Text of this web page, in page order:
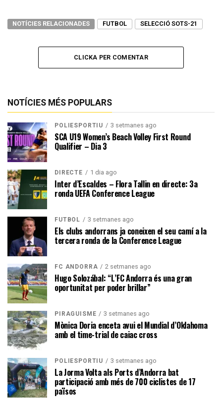
NOTÍCIES RELACIONADES FUTBOL SELECCIÓ SOTS-21
CLICKA PER COMENTAR
NOTÍCIES MÉS POPULARS
POLIESPORTIU 3 setmanes ago
SCA U19 Women’s Beach Volley First Round
Qualifier – Dia 3
DIRECTE 1 dia ago
Inter d’Escaldes – Flora Tallin en directe: 3a
ronda UEFA Conference League
FUTBOL 3 setmanes ago
Els clubs andorrans ja coneixen el seu camí a la
tercera ronda de la Conference League
FC ANDORRA 2 setmanes ago
Hugo Solozábal: “L’FC Andorra és una gran
oportunitat per poder brillar”
PIRAGÜISME 3 setmanes ago
Mònica Doria enceta avui el Mundial d’Oklahoma
amb el time-trial de caiac cross
POLIESPORTIU 3 setmanes ago
La Jorma Volta als Ports d’Andorra bat
participació amb més de 700 ciclistes de 17
països